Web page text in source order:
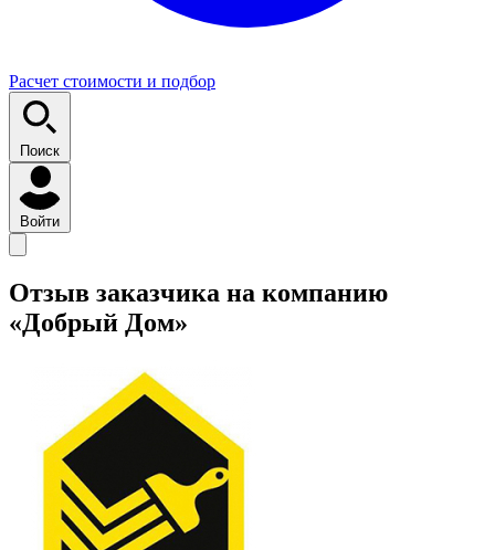
Расчет стоимости и подбор
Поиск
Войти
Отзыв заказчика на компанию
«Добрый Дом»